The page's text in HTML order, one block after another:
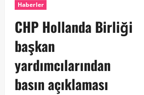
Haberler
CHP Hollanda Birliği
başkan
yardımcılarından
basın açıklaması